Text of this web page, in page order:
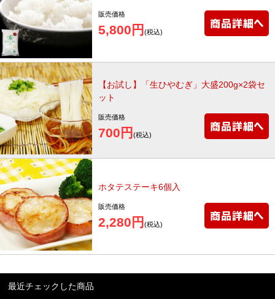
販売価格
5,800円 (税込)
【お試し】「生ひやむぎ」大盛200g×2袋セ
ット
販売価格
700円 (税込)
ホタテステーキ6個入
販売価格
2,280円 (税込)
最近チェックした商品